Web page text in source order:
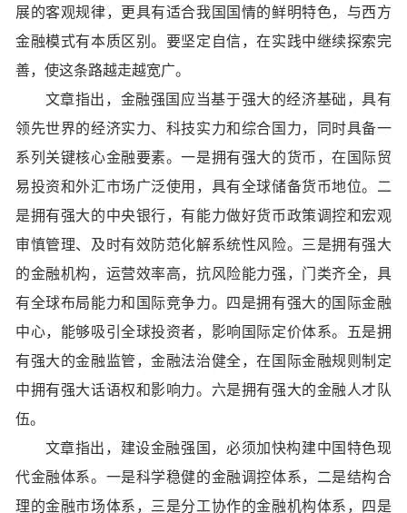
展的客观规律，更具有适合我国国情的鲜明特色，与西方
金融模式有本质区别。要坚定自信，在实践中继续探索完
善，使这条路越走越宽广。
文章指出，金融强国应当基于强大的经济基础，具有
领先世界的经济实力、科技实力和综合国力，同时具备一
系列关键核心金融要素。一是拥有强大的货币，在国际贸
易投资和外汇市场广泛使用，具有全球储备货币地位。二
是拥有强大的中央银行，有能力做好货币政策调控和宏观
审慎管理、及时有效防范化解系统性风险。三是拥有强大
的金融机构，运营效率高，抗风险能力强，门类齐全，具
有全球布局能力和国际竞争力。四是拥有强大的国际金融
中心，能够吸引全球投资者，影响国际定价体系。五是拥
有强大的金融监管，金融法治健全，在国际金融规则制定
中拥有强大话语权和影响力。六是拥有强大的金融人才队
伍。
文章指出，建设金融强国，必须加快构建中国特色现
代金融体系。一是科学稳健的金融调控体系，二是结构合
理的金融市场体系，三是分工协作的金融机构体系，四是